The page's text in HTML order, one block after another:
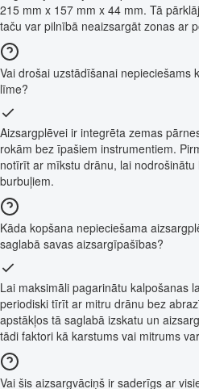
215 mm x 157 mm x 44 mm. Tā
taču var pilnībā neaizsargāt zonas ar
Vai drošai uzstādīšanai nepieciešams
līme?
Aizsargplēvei ir integrēta zemas
rokām bez īpašiem instrumentiem.
notīrīt ar mīkstu drānu, lai
burbuļiem.
Kāda kopšana nepieciešama
saglabā savas aizsargīpašības?
Lai maksimāli pagarinātu kalpošanas
periodiski tīrīt ar mitru drānu bez
apstākļos tā saglabā izskatu un
tādi faktori kā karstums vai mitrums
Vai šis aizsargvāciņš ir saderīgs ar